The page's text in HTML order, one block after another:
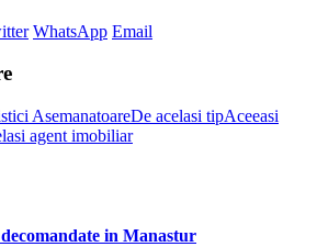
WhatsApp Email
AsemanatoareDe acelasi tipAceeasi
agent imobiliar
in Manastur